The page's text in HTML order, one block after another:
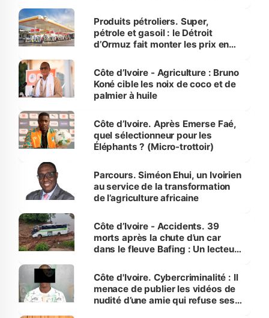
menacées
Produits pétroliers. Super,
pétrole et gasoil : le Détroit
d’Ormuz fait monter les prix en
Côte d’Ivoire - Agriculture : Bruno
Koné cible les noix de coco et de
palmier à huile
Côte d’Ivoire. Après Emerse Faé,
quel sélectionneur pour les
Éléphants ? (Micro-trottoir)
Parcours. Siméon Ehui, un Ivoirien
au service de la transformation
de l’agriculture africaine
Côte d’Ivoire - Accidents. 39
morts après la chute d’un car
dans le fleuve Bafing : Un lecteur
des Transports
Côte d'Ivoire. Cybercriminalité : Il
menace de publier les vidéos de
nudité d’une amie qui refuse ses